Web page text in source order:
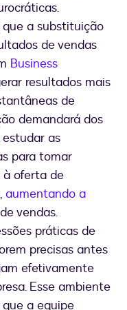
que a substituição
de vendas
Business
resultados mais
de
demandará dos
as
para tomar
à oferta de
aumentando a
vendas.
práticas de
precisas antes
efetivamente
Esse ambiente
a equipe